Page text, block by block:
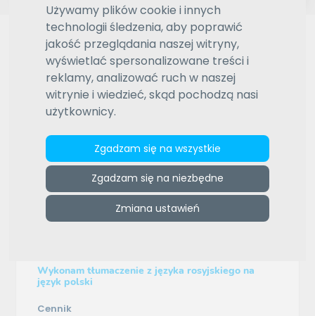
Używamy plików cookie i innych
technologii śledzenia, aby poprawić
jakość przeglądania naszej witryny,
wyświetlać spersonalizowane treści i
reklamy, analizować ruch w naszej
witrynie i wiedzieć, skąd pochodzą nasi
użytkownicy.
Zgadzam się na wszystkie
Zgadzam się na niezbędne
Zmiana ustawień
Wyszukiwanie zaawansowane
Reklama
ZAMÓW REKLAMĘ W TYM MIEJSCU
e-tlumacze.net >Biuro Tłumaczeń AKTET>Oferta
tłumaczenia - rosyjski–polski
Oferta tłumaczenia
Wykonam tłumaczenie z języka rosyjskiego na
język polski
Cennik